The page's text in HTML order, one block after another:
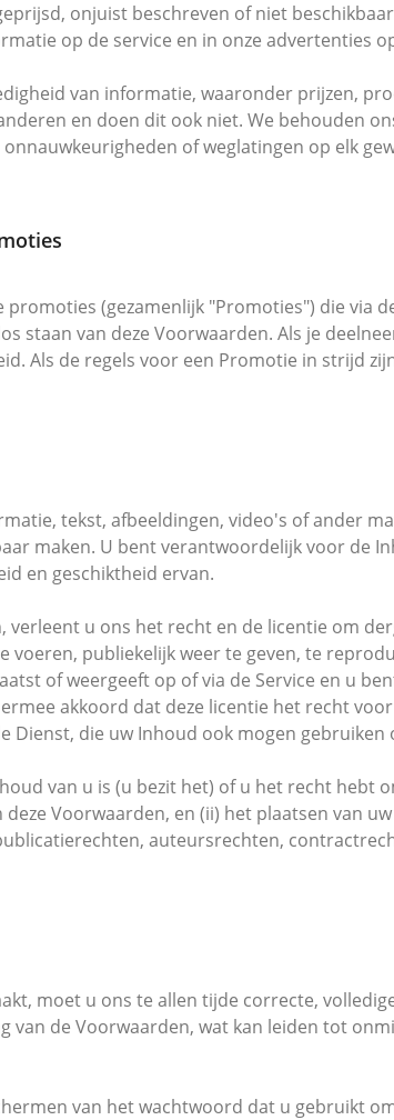
onjuist beschreven of niet
op de service en in onze advertenties
van informatie, waaronder prijzen,
en doen dit ook niet. We behouden
of weglatingen op elk
(gezamenlijk "Promoties") die via
staan van deze Voorwaarden. Als je
Als de regels voor een Promotie in strijd
tekst, afbeeldingen, video's of ander
maken. U bent verantwoordelijk voor de
en geschiktheid ervan.
verleent u ons het recht en de licentie om
voeren, publiekelijk weer te geven, te
of weergeeft op of via de Service en u
akkoord dat deze licentie het recht
Dienst, die uw Inhoud ook mogen gebruiken
van u is (u bezit het) of u het recht hebt
Voorwaarden, en (ii) het plaatsen van
auteursrechten,
moet u ons te allen tijde correcte,
van de Voorwaarden, wat kan leiden tot
van het wachtwoord dat u gebruikt